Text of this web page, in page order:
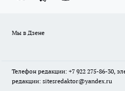
Мы в Дзене
Телефон редакции: +7 922 275-86-30,
редакции: sitesredaktor@yandex.ru